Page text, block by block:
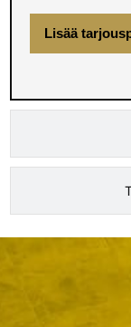
Lisää